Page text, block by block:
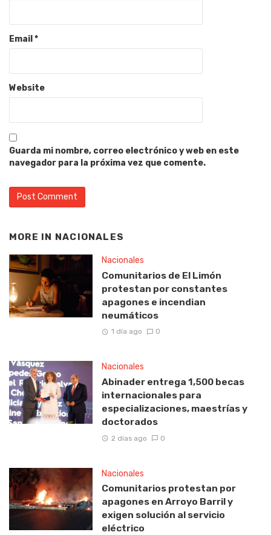
Email*
Website
Guarda mi nombre, correo electrónico y web en este
navegador para la próxima vez que comente.
MORE IN NACIONALES
Nacionales
Comunitarios de El Limón
protestan por constantes
apagones e incendian
neumáticos
1 día ago 0
Nacionales
Abinader entrega 1,500 becas
internacionales para
especializaciones, maestrías y
doctorados
2 días ago 0
Nacionales
Comunitarios protestan por
apagones en Arroyo Barril y
exigen solución al servicio
eléctrico